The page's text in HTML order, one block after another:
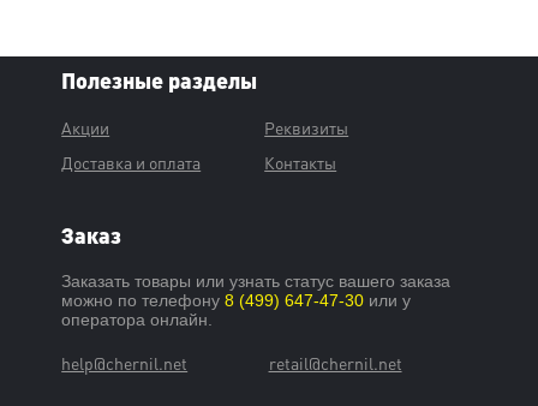
Полезные разделы
Акции
Доставка и оплата
Реквизиты
Контакты
Заказ
Заказать товары или узнать статус вашего заказа
можно по телефону8 (499) 647-47-30 или у
оператора онлайн.
help@chernil.net retail@chernil.net